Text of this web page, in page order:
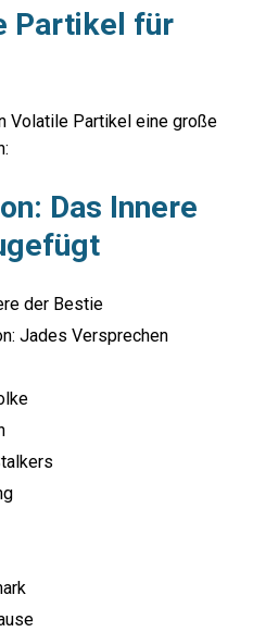
Partikel für
Volatile Partikel eine große
Das Innere
der Bestie
Jades Versprechen